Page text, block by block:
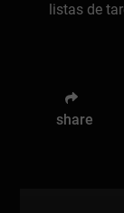
listas de
share